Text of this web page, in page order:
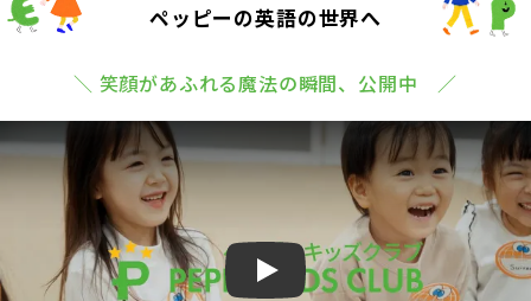
ペッピーの英語の世界へ
＼ 笑顔があふれる魔法の瞬間、公開中 ／
Play